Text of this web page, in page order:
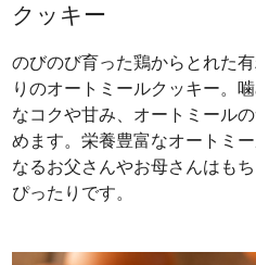
クッキー
のびのび育った鶏からとれた
りのオートミールクッキー。
なコクや甘み、オートミール
めます。栄養豊富なオートミ
なるお父さんやお母さんはも
ぴったりです。